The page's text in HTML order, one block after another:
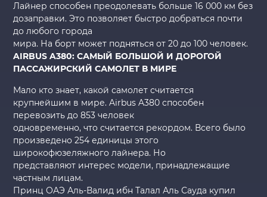
Лайнер способен преодолевать больше 16 000 км без
дозаправки. Это позволяет быстро добраться почти
до любого города
мира. На борт может подняться от 20 до 100 человек.
AIRBUS A380: САМЫЙ БОЛЬШОЙ И ДОРОГОЙ
ПАССАЖИРСКИЙ САМОЛЕТ В МИРЕ
Мало кто знает, какой самолет считается
крупнейшим в мире. Airbus A380 способен
перевозить до 853 человек
одновременно, что считается рекордом. Всего было
произведено 254 единицы этого
широкофюзеляжного лайнера. Но
представляют интерес модели, принадлежащие
частным лицам.
Принц ОАЭ Аль-Валид ибн Талал Аль Сауда купил